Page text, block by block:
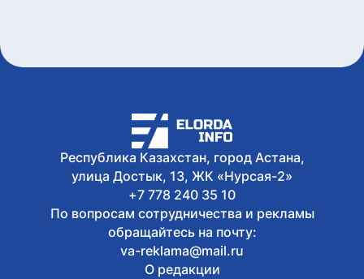
Сегодня, 08:49
Республика Казахстан, город Астана,
улица Достык, 13, ЖК «Нурсая-2»
+7 778 240 35 10
По вопросам сотрудничества и рекламы
обращайтесь на почту:
va-reklama@mail.ru
О редакции